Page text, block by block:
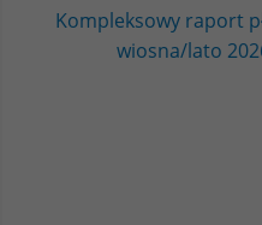
Kompleksowy raport
wiosna/lato